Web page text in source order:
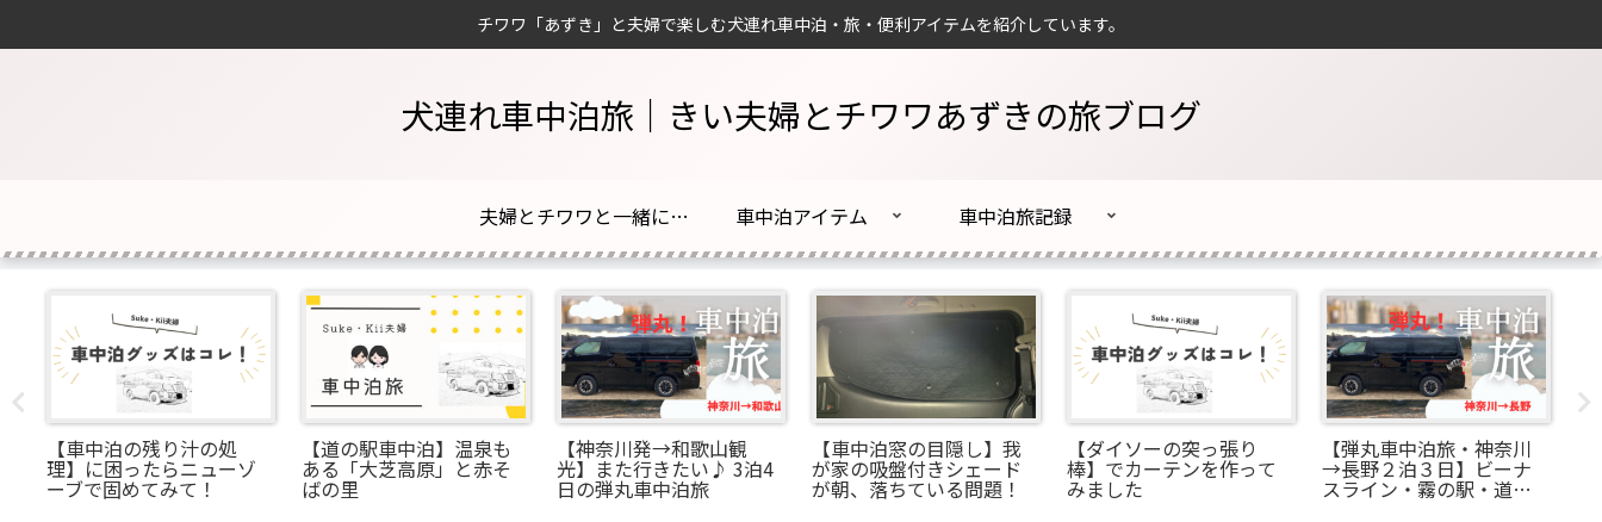
チワワ「あずき」と夫婦で楽しむ犬連れ車中泊・旅・便利アイテムを紹介しています。
犬連れ車中泊旅｜きい夫婦とチワワあずきの旅ブログ
夫婦とチワワと一緒に車中泊旅はじめました！ 車中泊アイテム 車中泊旅記録
【車中泊の残り汁の処
理】に困ったらニューゾ
ーブで固めてみて！
【道の駅車中泊】温泉も
ある「大芝高原」と赤そ
ばの里
【神奈川発→和歌山観
光】また行きたい♪ 3泊4
日の弾丸車中泊旅
【車中泊窓の目隠し】我
が家の吸盤付きシェード
が朝、落ちている問題！
【ダイソーの突っ張り
棒】でカーテンを作って
みました
【弾丸車中泊旅・神奈川
→長野２泊３日】ビーナ
スライン・霧の駅・道の